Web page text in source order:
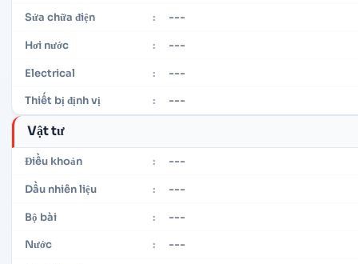
Sửa chữa điện : ---
Hơi nước : ---
Electrical : ---
Thiết bị định vị : ---
Vật tư
Điều khoản : ---
Dầu nhiên liệu : ---
Bộ bài : ---
Nước : ---